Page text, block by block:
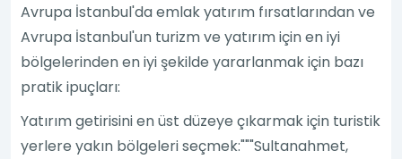
Avrupa İstanbul'da emlak yatırım fırsatlarından ve
Avrupa İstanbul'un turizm ve yatırım için en iyi
bölgelerinden en iyi şekilde yararlanmak için bazı
pratik ipuçları:
Yatırım getirisini en üst düzeye çıkarmak için turistik
yerlere yakın bölgeleri seçmek:"""Sultanahmet,